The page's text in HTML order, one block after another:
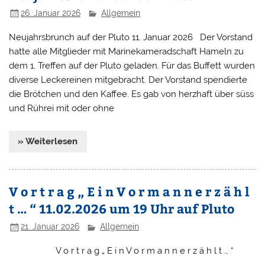
26. Januar 2026 Allgemein
Neujahrsbrunch auf der Pluto 11. Januar 2026 Der Vorstand
hatte alle Mitglieder mit Marinekameradschaft Hameln zu
dem 1. Treffen auf der Pluto geladen. Für das Buffett wurden
diverse Leckereinen mitgebracht. Der Vorstand spendierte
die Brötchen und den Kaffee. Es gab von herzhaft über süss
und Rührei mit oder ohne
» Weiterlesen
V o r t r a g „ E i n V o r m a n n e r z ä h l
t … “ 11.02.2026 um 19 Uhr auf Pluto
21. Januar 2026 Allgemein
V o r t r a g „ E i n V o r m a n n e r z ä h l t … “